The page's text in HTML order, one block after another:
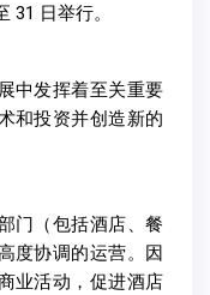
31 日举行。
中发挥着至关重要
和投资并创造新的
门（包括酒店、餐
度协调的运营。因
业活动，促进酒店